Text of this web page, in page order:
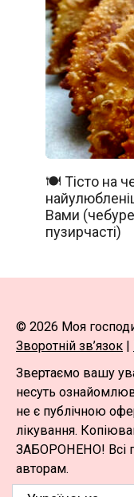
🍽️ Тісто на
Вами
пузирчасті)
© 2026 Моя
Зворотній зв’язок |
Звертаємо вашу
несуть
не є публічною
лікування.
ЗАБОРОНЕНО! Всі
авторам.